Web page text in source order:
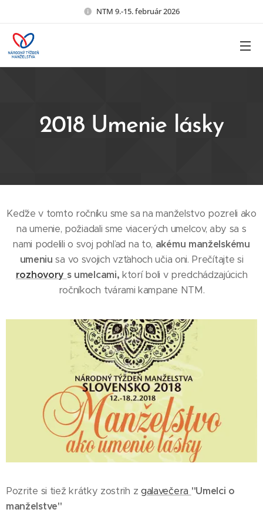
NTM 9.-15. február 2026
2018 Umenie lásky
Keďže v tomto ročníku sme sa na manželstvo pozreli ako
na umenie, požiadali sme viacerých umelcov, aby sa s
nami podelili o svoj pohľad na to, akému manželskému
umeniusa vo svojich vzťahoch učia oni. Prečítajte si
rozhovory s umelcami, ktorí boli v predchádzajúcich
ročníkoch tvárami kampane NTM.
Pozrite si tiež krátky zostrih z galavečera "Umelci o
manželstve"